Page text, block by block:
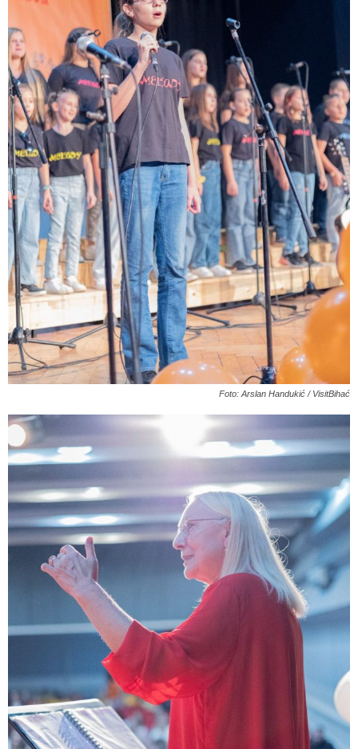
Foto: Arslan Handukić / VisitBihać